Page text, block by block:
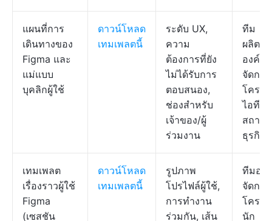
แผนที่การ
เดินทางของ
Figma และ
แม่แบบ
บุคลิกผู้ใช้
ดาวน์โหลด
เทมเพลตนี้
ระดับ UX,
ความ
ต้องการที่ยัง
ไม่ได้รับการ
ตอบสนอง,
ช่องสำหรับ
เจ้าของ/ผู้
ร่วมงาน
ทีม
ผลิต
องค์ก
จัดการ
โครง
ไอที,
สถาป
ธุรกิจ
เทมเพลต
เรื่องราวผู้ใช้
Figma
(เซสชัน
ดาวน์โหลด
เทมเพลตนี้
รูปภาพ
โปรไฟล์ผู้ใช้,
การทำงาน
ร่วมกัน, เส้น
ทีมอไ
จัดการ
โครง
นัก